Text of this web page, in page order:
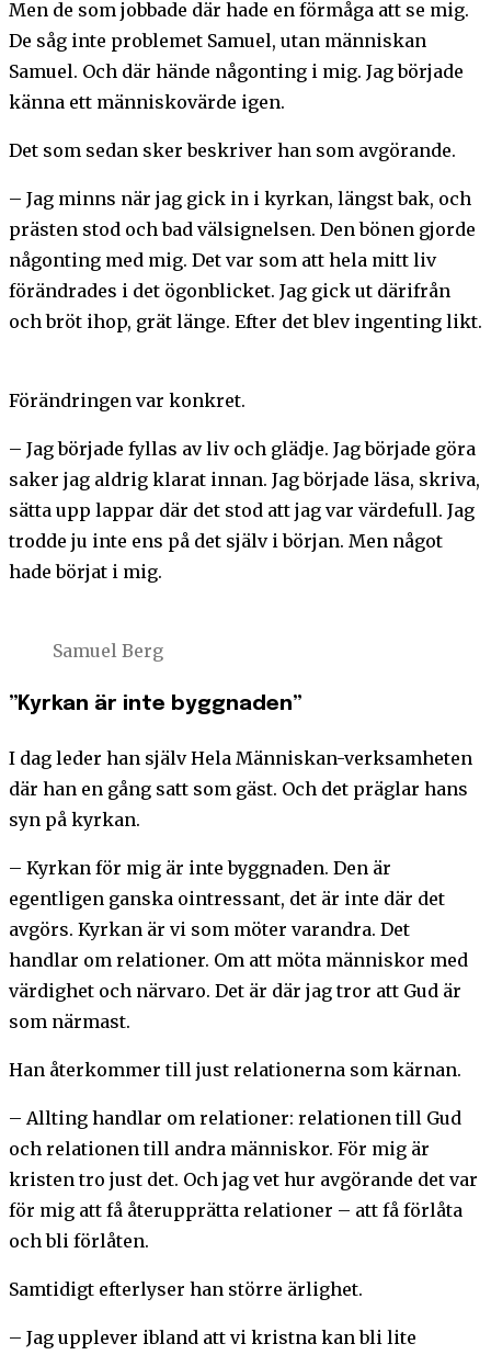
Men de som jobbade där hade en förmåga att se mig.
De såg inte problemet Samuel, utan människan
Samuel. Och där hände någonting i mig. Jag började
känna ett människovärde igen.
Det som sedan sker beskriver han som avgörande.
– Jag minns när jag gick in i kyrkan, längst bak, och
prästen stod och bad välsignelsen. Den bönen gjorde
någonting med mig. Det var som att hela mitt liv
förändrades i det ögonblicket. Jag gick ut därifrån
och bröt ihop, grät länge. Efter det blev ingenting likt.
Förändringen var konkret.
– Jag började fyllas av liv och glädje. Jag började göra
saker jag aldrig klarat innan. Jag började läsa, skriva,
sätta upp lappar där det stod att jag var värdefull. Jag
trodde ju inte ens på det själv i början. Men något
hade börjat i mig.
Samuel Berg
”Kyrkan är inte byggnaden”
I dag leder han själv Hela Människan-verksamheten
där han en gång satt som gäst. Och det präglar hans
syn på kyrkan.
– Kyrkan för mig är inte byggnaden. Den är
egentligen ganska ointressant, det är inte där det
avgörs. Kyrkan är vi som möter varandra. Det
handlar om relationer. Om att möta människor med
värdighet och närvaro. Det är där jag tror att Gud är
som närmast.
Han återkommer till just relationerna som kärnan.
– Allting handlar om relationer: relationen till Gud
och relationen till andra människor. För mig är
kristen tro just det. Och jag vet hur avgörande det var
för mig att få återupprätta relationer – att få förlåta
och bli förlåten.
Samtidigt efterlyser han större ärlighet.
– Jag upplever ibland att vi kristna kan bli lite